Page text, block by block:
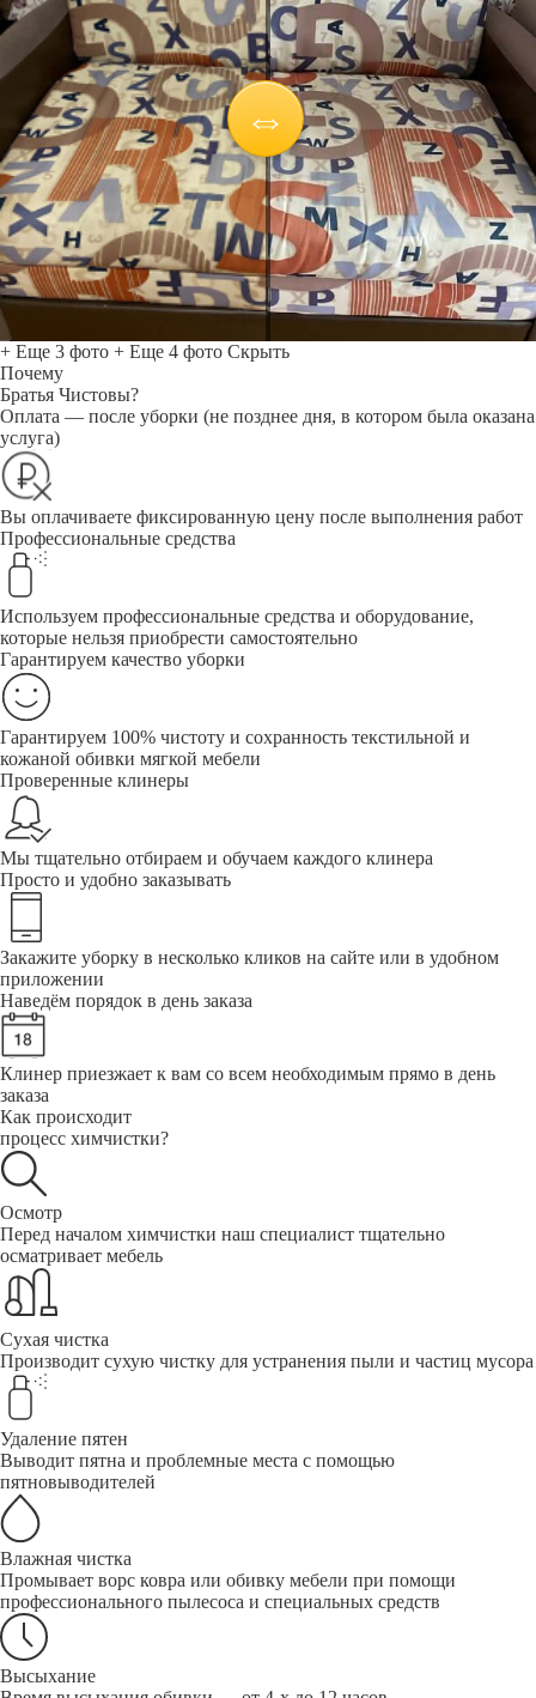
+ Еще 3 фото + Еще 4 фото Скрыть
Почему
Братья Чистовы?
Оплата — после уборки (не позднее дня, в котором была оказана
услуга)
Вы оплачиваете фиксированную цену после выполнения работ
Профессиональные средства
Используем профессиональные средства и оборудование,
которые нельзя приобрести самостоятельно
Гарантируем качество уборки
Гарантируем 100% чистоту и сохранность текстильной и
кожаной обивки мягкой мебели
Проверенные клинеры
Мы тщательно отбираем и обучаем каждого клинера
Просто и удобно заказывать
Закажите уборку в несколько кликов на сайте или в удобном
приложении
Наведём порядок в день заказа
Клинер приезжает к вам со всем необходимым прямо в день
заказа
Как происходит
процесс химчистки?
Осмотр
Перед началом химчистки наш специалист тщательно
осматривает мебель
Сухая чистка
Производит сухую чистку для устранения пыли и частиц мусора
Удаление пятен
Выводит пятна и проблемные места с помощью
пятновыводителей
Влажная чистка
Промывает ворс ковра или обивку мебели при помощи
профессионального пылесоса и специальных средств
Высыхание